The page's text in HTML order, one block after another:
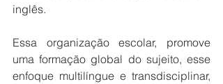
inglês.
Essa organização escolar, promove
uma formação global do sujeito, esse
enfoque multilíngue e transdisciplinar,